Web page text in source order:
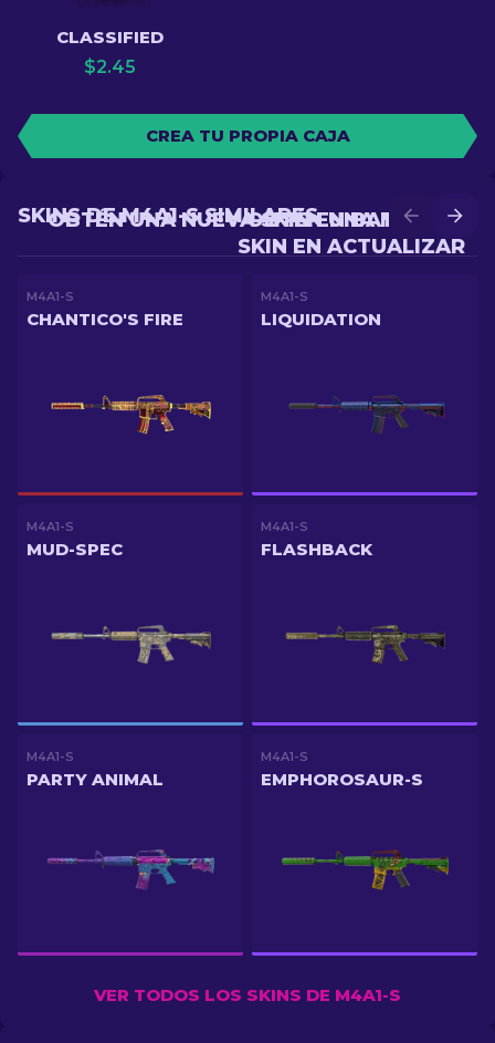
CLASSIFIED
$2.45
CREA TU PROPIA CAJA
OBTÉN UNA MEJOR
SKIN EN ACTUALIZAR
OBTÉN UNA NUEVA SKIN EN BATALLA
SKINS DE M4A1-S SIMILARES
M4A1-S
CHANTICO'S FIRE
M4A1-S
LIQUIDATION
M4A1-S
MUD-SPEC
M4A1-S
FLASHBACK
M4A1-S
PARTY ANIMAL
M4A1-S
EMPHOROSAUR-S
VER TODOS LOS SKINS DE M4A1-S